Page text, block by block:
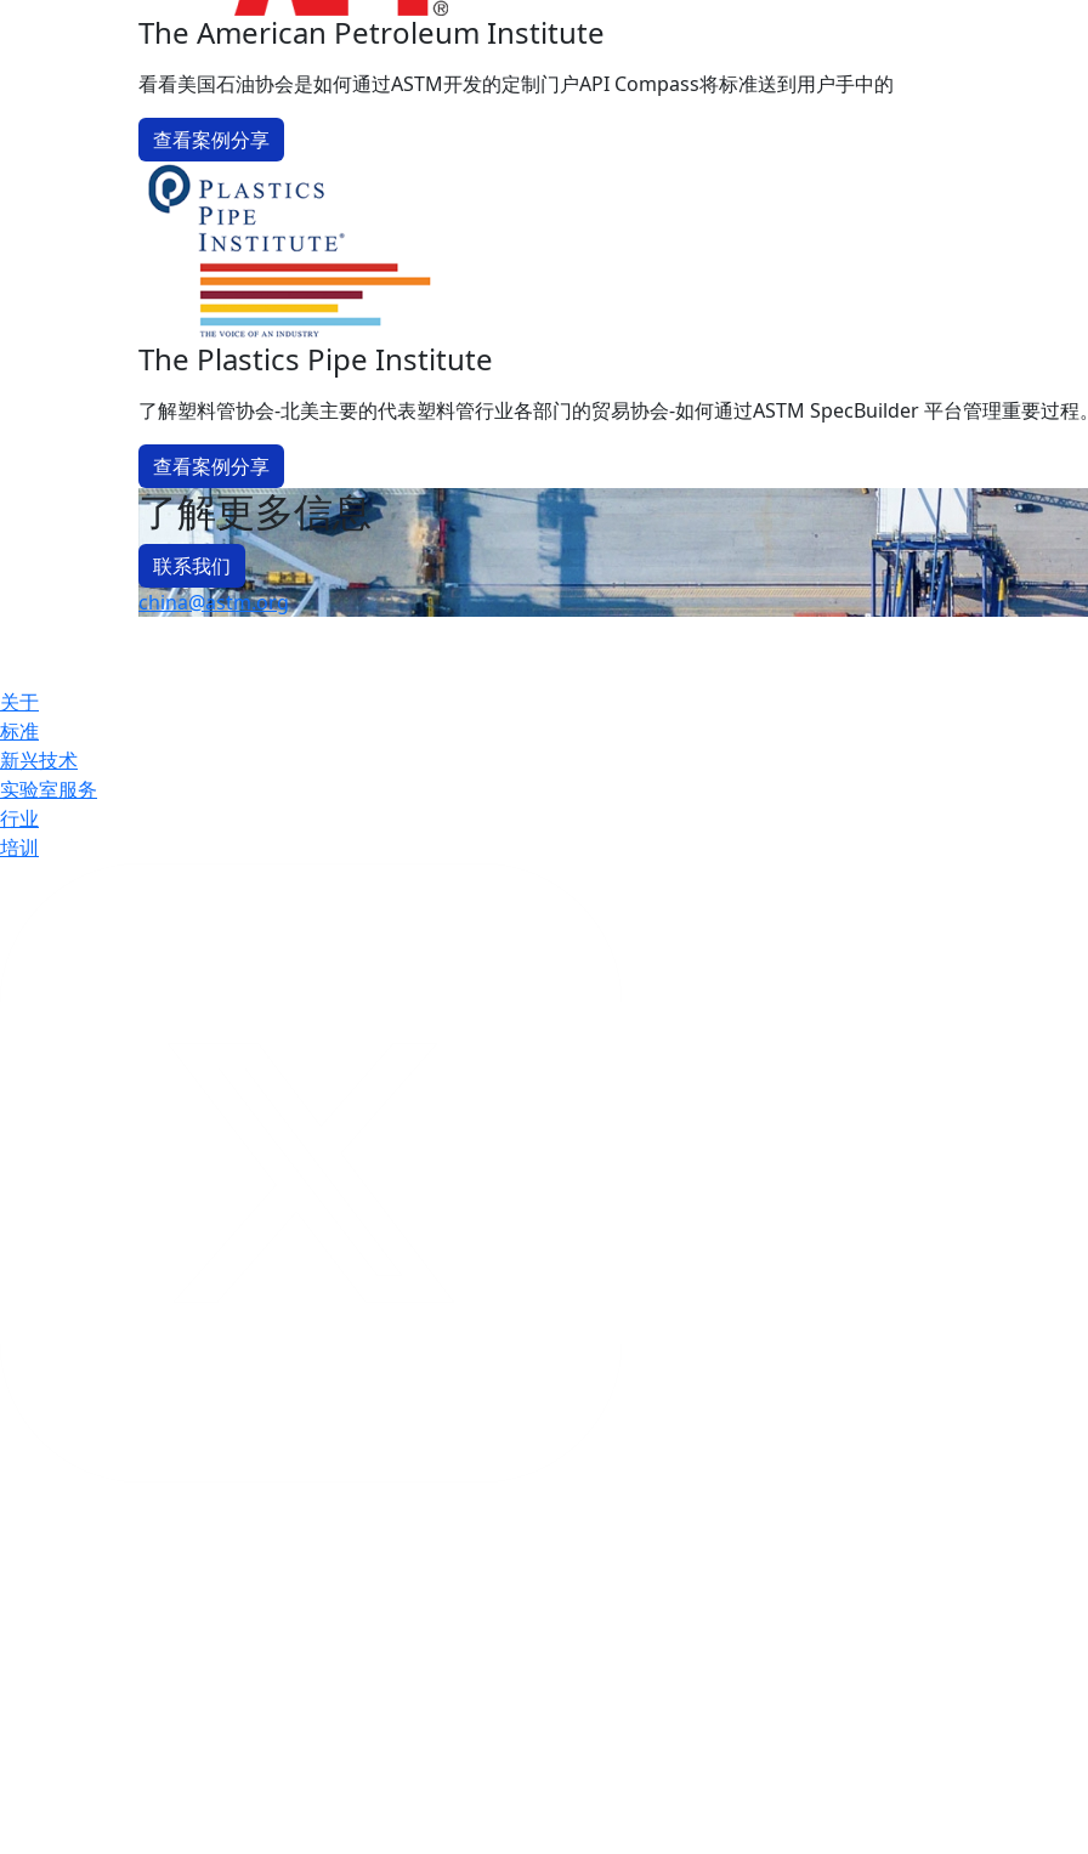
The American Petroleum Institute
看看美国石油协会是如何通过ASTM开发的定制门户API Compass将标准送到用户手中的
查看案例分享
The Plastics Pipe Institute
了解塑料管协会-北美主要的代表塑料管行业各部门的贸易协会-如何通过ASTM SpecBuilder 平台管理重要过程
查看案例分享
了解更多信息
联系我们
china@astm.org
关于
标准
新兴技术
实验室服务
行业
培训